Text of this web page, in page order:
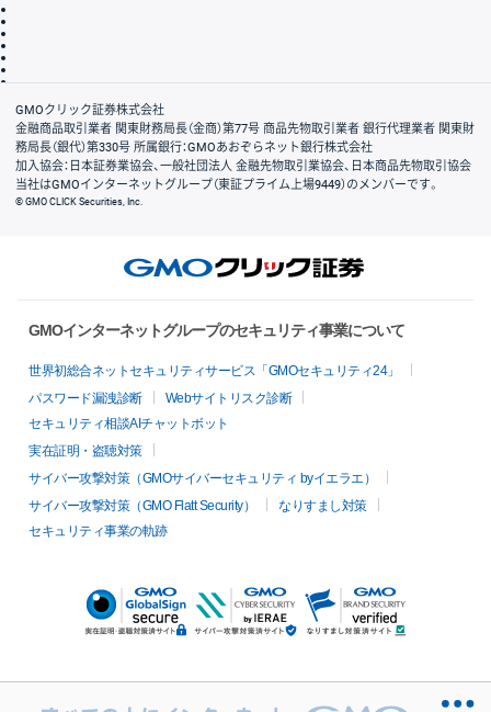
会社案内
GMOクリック証券株式会社
金融商品取引業者 関東財務局長（金商）第77号 商品先物取引業者 銀行代理業者 関東財
務局長（銀代）第330号 所属銀行：GMOあおぞらネット銀行株式会社
加入協会：日本証券業協会、一般社団法人 金融先物取引業協会、日本商品先物取引協会
当社はGMOインターネットグループ（東証プライム上場9449）のメンバーです。
© GMO CLICK Securities, Inc.
GMOインターネットグループのセキュリティ事業について
世界初総合ネットセキュリティサービス「GMOセキュリティ24」
パスワード漏洩診断
Webサイトリスク診断
セキュリティ相談AIチャットボット
実在証明・盗聴対策
サイバー攻撃対策（GMOサイバーセキュリティ byイエラエ）
サイバー攻撃対策（GMO Flatt Security）
なりすまし対策
セキュリティ事業の軌跡